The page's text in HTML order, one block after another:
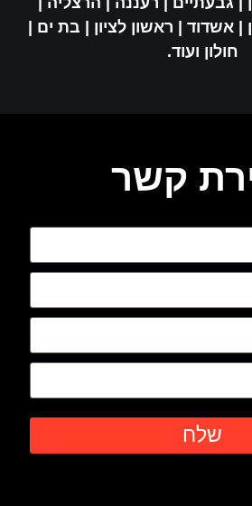
| אשדוד | ראשון לציון | בת ים |
חולון ועוד.
קשר
שלח